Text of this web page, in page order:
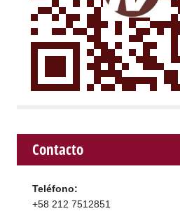
Contacto
Teléfono:
+58 212 7512851